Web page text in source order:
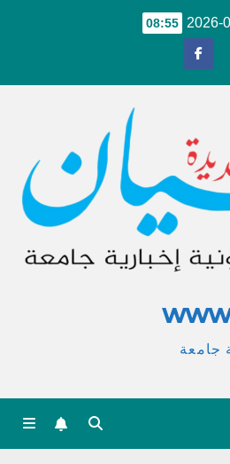
2026-
08:55
جامعة